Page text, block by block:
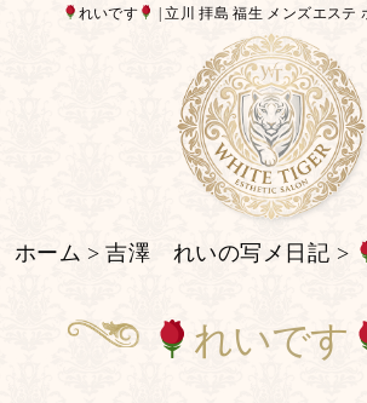
れいです | 立川 拝島 福生 メンズエステ
ホーム >吉澤 れいの写メ日記 >
れいです